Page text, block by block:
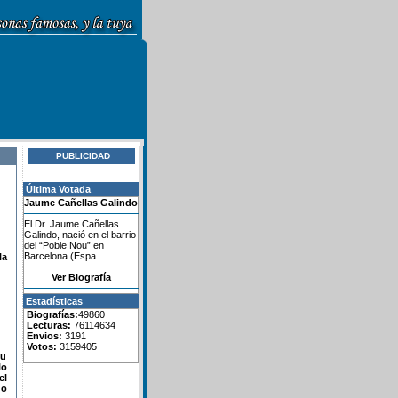
PUBLICIDAD
Última Votada
Jaume Cañellas Galindo
El Dr. Jaume Cañellas
Galindo, nació en el barrio
del “Poble Nou” en
Barcelona (Espa...
Ver Biografía
Estadísticas
Biografías:49860
Lecturas: 76114634
Envios: 3191
Votos: 3159405